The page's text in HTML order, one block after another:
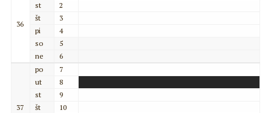
36
st
2
št
3
pi
4
so
5
ne
6
37
po
7
ut
8
st
9
št
10